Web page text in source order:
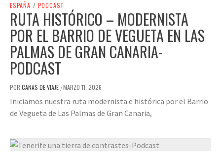
ESPAÑA / PODCAST
RUTA HISTÓRICO – MODERNISTA
POR EL BARRIO DE VEGUETA EN LAS
PALMAS DE GRAN CANARIA-
PODCAST
POR CANAS DE VIAJE /MARZO 11, 2026
Iniciamos nuestra ruta modernista e histórica por el Barrio
de Vegueta de Las Palmas de Gran Canaria,